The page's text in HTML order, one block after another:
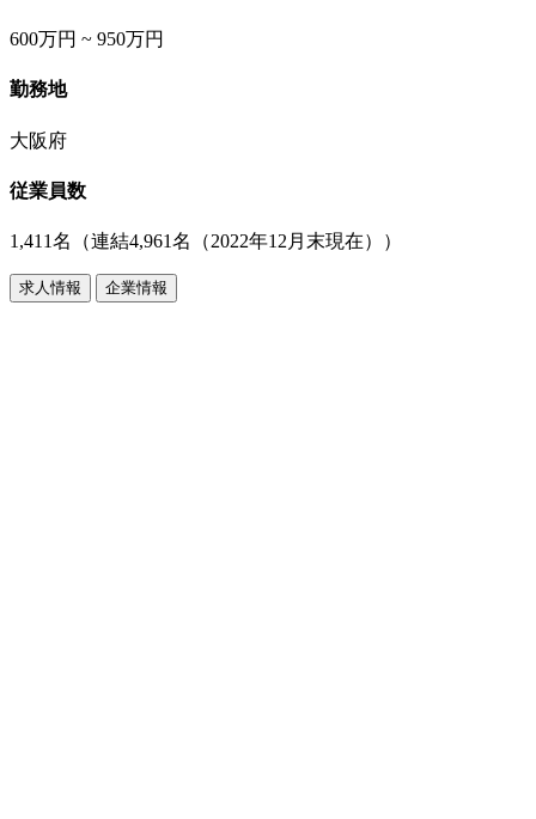
600万円 ~ 950万円
勤務地
大阪府
従業員数
1,411名（連結4,961名（2022年12月末現在））
求人情報 企業情報